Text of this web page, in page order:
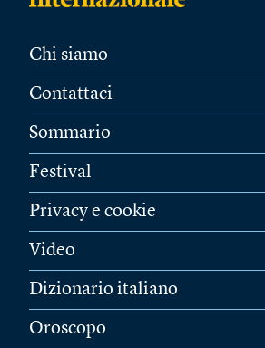
Chi siamo
Contattaci
Sommario
Festival
Privacy e cookie
Video
Dizionario italiano
Oroscopo